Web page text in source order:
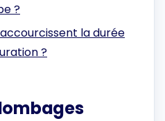
?
la durée
?